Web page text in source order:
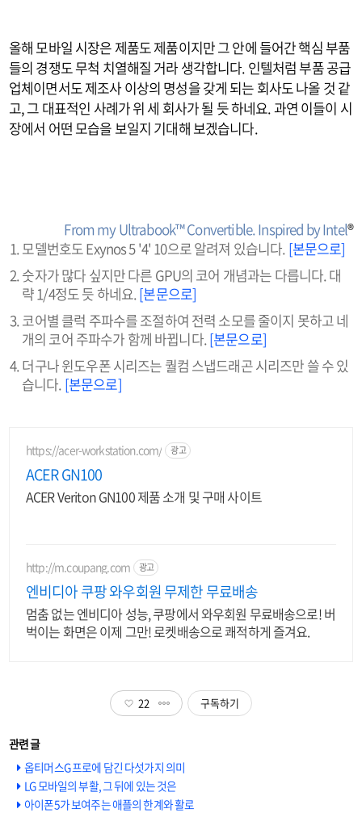
올해 모바일 시장은 제품도 제품이지만 그 안에 들어간 핵심 부품
들의 경쟁도 무척 치열해질 거라 생각합니다. 인텔처럼 부품 공급
업체이면서도 제조사 이상의 명성을 갖게 되는 회사도 나올 것 같
고, 그 대표적인 사례가 위 세 회사가 될 듯 하네요. 과연 이들이 시
장에서 어떤 모습을 보일지 기대해 보겠습니다.
From my Ultrabook™ Convertible. Inspired by Intel®
모델번호도 Exynos 5 '4' 10으로 알려져 있습니다. [본문으로]
숫자가 많다 싶지만 다른 GPU의 코어 개념과는 다릅니다. 대
략 1/4정도 듯 하네요. [본문으로]
코어별 클럭 주파수를 조절하여 전력 소모를 줄이지 못하고 네
개의 코어 주파수가 함께 바뀝니다. [본문으로]
더구나 윈도우폰 시리즈는 퀄컴 스냅드래곤 시리즈만 쓸 수 있
습니다. [본문으로]
https://acer-workstation.com/ 광고
ACER GN100
ACER Veriton GN100 제품 소개 및 구매 사이트
http://m.coupang.com 광고
엔비디아 쿠팡 와우회원 무제한 무료배송
멈춤 없는 엔비디아 성능, 쿠팡에서 와우회원 무료배송으로! 버
벅이는 화면은 이제 그만! 로켓배송으로 쾌적하게 즐겨요.
22 구독하기
옵티머스G 프로에 담긴 다섯가지 의미
LG 모바일의 부활, 그 뒤에 있는 것은
아이폰5가 보여주는 애플의 한계와 활로